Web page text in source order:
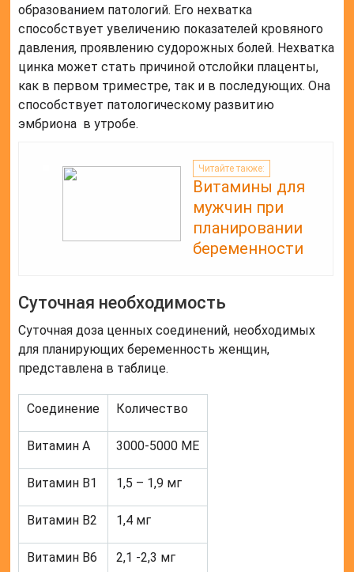
образованием патологий. Его нехватка
способствует увеличению показателей кровяного
давления, проявлению судорожных болей. Нехватка
цинка может стать причиной отслойки плаценты,
как в первом триместре, так и в последующих. Она
способствует патологическому развитию
эмбриона в утробе.
Читайте также:
Витамины для
мужчин при
планировании
беременности
Суточная необходимость
Суточная доза ценных соединений, необходимых
для планирующих беременность женщин,
представлена в таблице.
Соединение Количество
Витамин А 3000-5000 МЕ
Витамин В1 1,5 – 1,9 мг
Витамин В2 1,4 мг
Витамин В6 2,1 -2,3 мг